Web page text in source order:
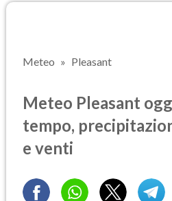
Meteo Pleasant
Meteo Pleasant
tempo,
e venti